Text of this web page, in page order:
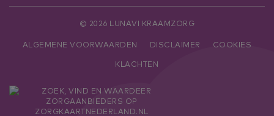
© 2026 LUNAVI KRAAMZORG
ALGEMENE VOORWAARDEN DISCLAIMER
COOKIES
KLACHTEN